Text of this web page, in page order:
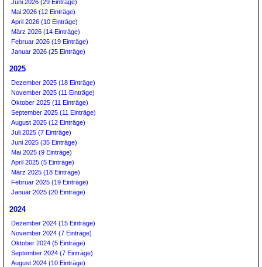
Juni 2026 (29 Einträge)
Mai 2026 (12 Einträge)
April 2026 (10 Einträge)
März 2026 (14 Einträge)
Februar 2026 (19 Einträge)
Januar 2026 (25 Einträge)
2025
Dezember 2025 (18 Einträge)
November 2025 (11 Einträge)
Oktober 2025 (11 Einträge)
September 2025 (11 Einträge)
August 2025 (12 Einträge)
Juli 2025 (7 Einträge)
Juni 2025 (35 Einträge)
Mai 2025 (9 Einträge)
April 2025 (5 Einträge)
März 2025 (18 Einträge)
Februar 2025 (19 Einträge)
Januar 2025 (20 Einträge)
2024
Dezember 2024 (15 Einträge)
November 2024 (7 Einträge)
Oktober 2024 (5 Einträge)
September 2024 (7 Einträge)
August 2024 (10 Einträge)